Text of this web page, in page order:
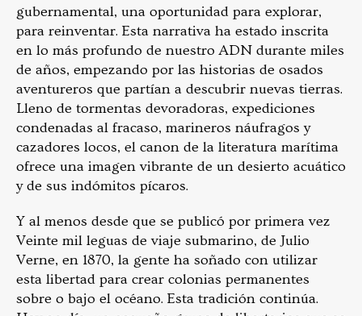
gubernamental, una oportunidad para explorar,
para reinventar. Esta narrativa ha estado inscrita
en lo más profundo de nuestro ADN durante miles
de años, empezando por las historias de osados
aventureros que partían a descubrir nuevas tierras.
Lleno de tormentas devoradoras, expediciones
condenadas al fracaso, marineros náufragos y
cazadores locos, el canon de la literatura marítima
ofrece una imagen vibrante de un desierto acuático
y de sus indómitos pícaros.
Y al menos desde que se publicó por primera vez
Veinte mil leguas de viaje submarino, de Julio
Verne, en 1870, la gente ha soñado con utilizar
esta libertad para crear colonias permanentes
sobre o bajo el océano. Esta tradición continúa.